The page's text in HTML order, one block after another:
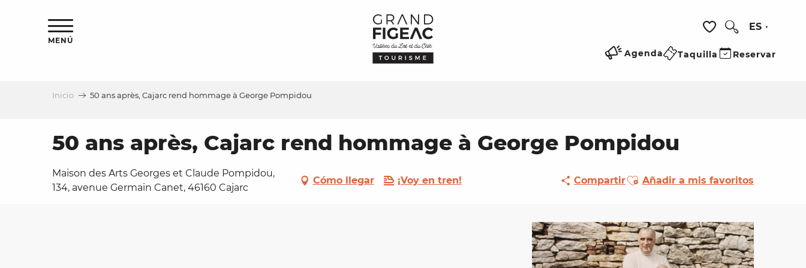
Voir les favoris
ES
MENÚ
Agenda Taquilla Reservar
Inicio 50 ans après, Cajarc rend hommage à George Pompidou
50 ans après, Cajarc rend hommage à George Pompidou
Maison des Arts Georges et Claude Pompidou,
134, avenue Germain Canet, 46160 Cajarc
Cómo llegar ¡Voy en tren! CompartirAjouter aux favoris
Añadir a mis favoritos